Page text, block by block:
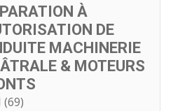
À
DE
MACHINERIE
& MOTEURS
(69)